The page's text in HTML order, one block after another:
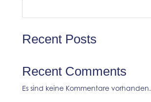
Recent Posts
Recent Comments
Es sind keine Kommentare vorhanden.